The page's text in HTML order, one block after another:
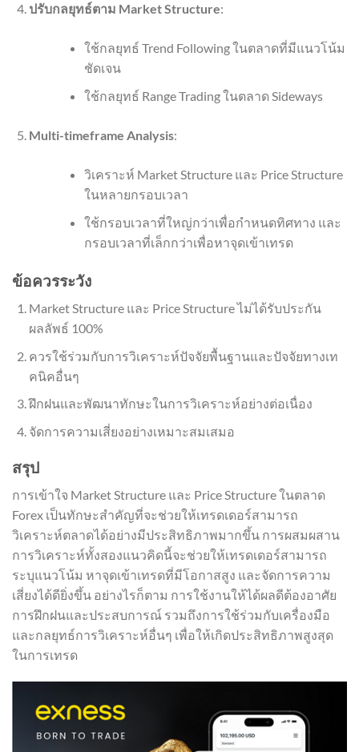
ปรับกลยุทธ์ตาม Market Structure:
ใช้กลยุทธ์ Trend Following ในตลาดที่มีแนวโน้ม
ชัดเจน
ใช้กลยุทธ์ Range Trading ในตลาด Sideways
Multi-timeframe Analysis:
วิเคราะห์ Market Structure และ Price Structure
ในหลายกรอบเวลา
ใช้กรอบเวลาที่ใหญ่กว่าเพื่อกำหนดทิศทาง และ
กรอบเวลาที่เล็กกว่าเพื่อหาจุดเข้าเทรด
ข้อควรระวัง
Market Structure และ Price Structure ไม่ได้รับประกัน
ผลลัพธ์ 100%
ควรใช้ร่วมกับการวิเคราะห์ปัจจัยพื้นฐานและปัจจัยทางเท
คนิคอื่นๆ
ฝึกฝนและพัฒนาทักษะในการวิเคราะห์อย่างต่อเนื่อง
จัดการความเสี่ยงอย่างเหมาะสมเสมอ
สรุป
การเข้าใจ Market Structure และ Price Structure ในตลาด
Forex เป็นทักษะสำคัญที่จะช่วยให้เทรดเดอร์สามารถ
วิเคราะห์ตลาดได้อย่างมีประสิทธิภาพมากขึ้น การผสมผสาน
การวิเคราะห์ทั้งสองแนวคิดนี้จะช่วยให้เทรดเดอร์สามารถ
ระบุแนวโน้ม หาจุดเข้าเทรดที่มีโอกาสสูง และจัดการความ
เสี่ยงได้ดียิ่งขึ้น อย่างไรก็ตาม การใช้งานให้ได้ผลดีต้องอาศัย
การฝึกฝนและประสบการณ์ รวมถึงการใช้ร่วมกับเครื่องมือ
และกลยุทธ์การวิเคราะห์อื่นๆ เพื่อให้เกิดประสิทธิภาพสูงสุด
ในการเทรด